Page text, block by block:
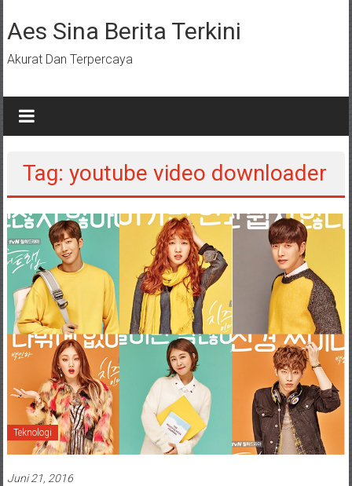
ke
konten
Aes Sina Berita Terkini
Akurat Dan Terpercaya
Tag: youtube video downloader
Teknologi
Juni 21, 2016